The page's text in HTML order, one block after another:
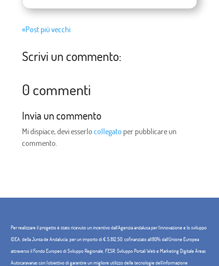
«Post più vecchi
Scrivi un commento:
0 commenti
Invia un commento
Mi dispiace, devi esserlo collegato per pubblicare un
commento.
Per realizzare il progetto è stato ricevuto un incentivo dall'Agenzia andalusa per l'innovazione e lo sviluppo
IDEA, della Junta de Andalucía, per un importo di € 5.812,50, cofinanziato all'80% dall'Unione Europea
attraverso il Fondo Europeo di Sviluppo Regionale, FESR. Sviluppo Portali Web e Marketing Digitale Áreas
Autocaravanas con l'obiettivo di garantire un migliore utilizzo delle tecnologie dell'informazione